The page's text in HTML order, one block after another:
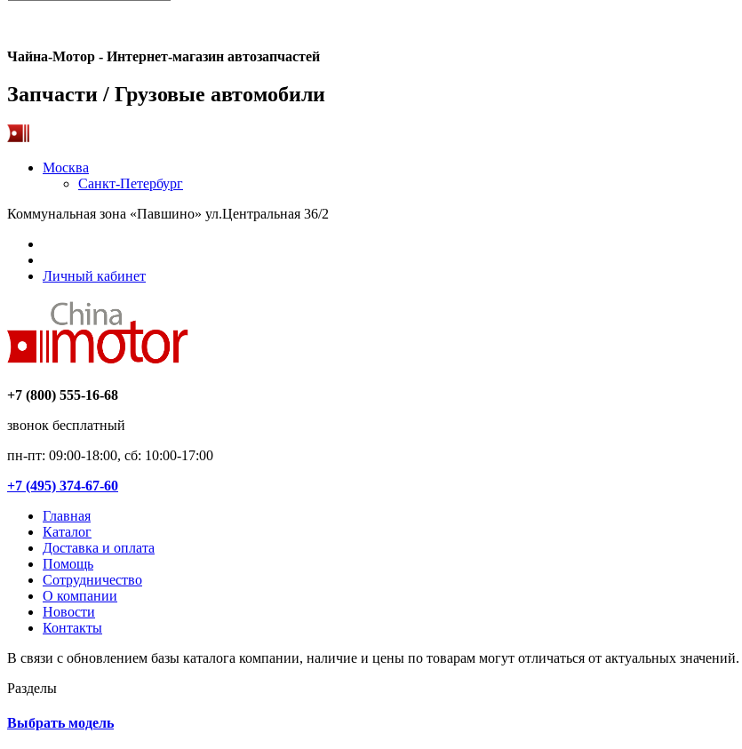
Чайна-Мотор - Интернет-магазин автозапчастей
Запчасти / Грузовые автомобили
Москва
Санкт-Петербург
Коммунальная зона «Павшино» ул.Центральная 36/2
Личный кабинет
+7 (800) 555-16-68
звонок бесплатный
пн-пт: 09:00-18:00, сб: 10:00-17:00
+7 (495) 374-67-60
Главная
Каталог
Доставка и оплата
Помощь
Сотрудничество
О компании
Новости
Контакты
В связи с обновлением базы каталога компании, наличие и цены по товарам могут отличаться от актуальных значений.
Разделы
Выбрать модель